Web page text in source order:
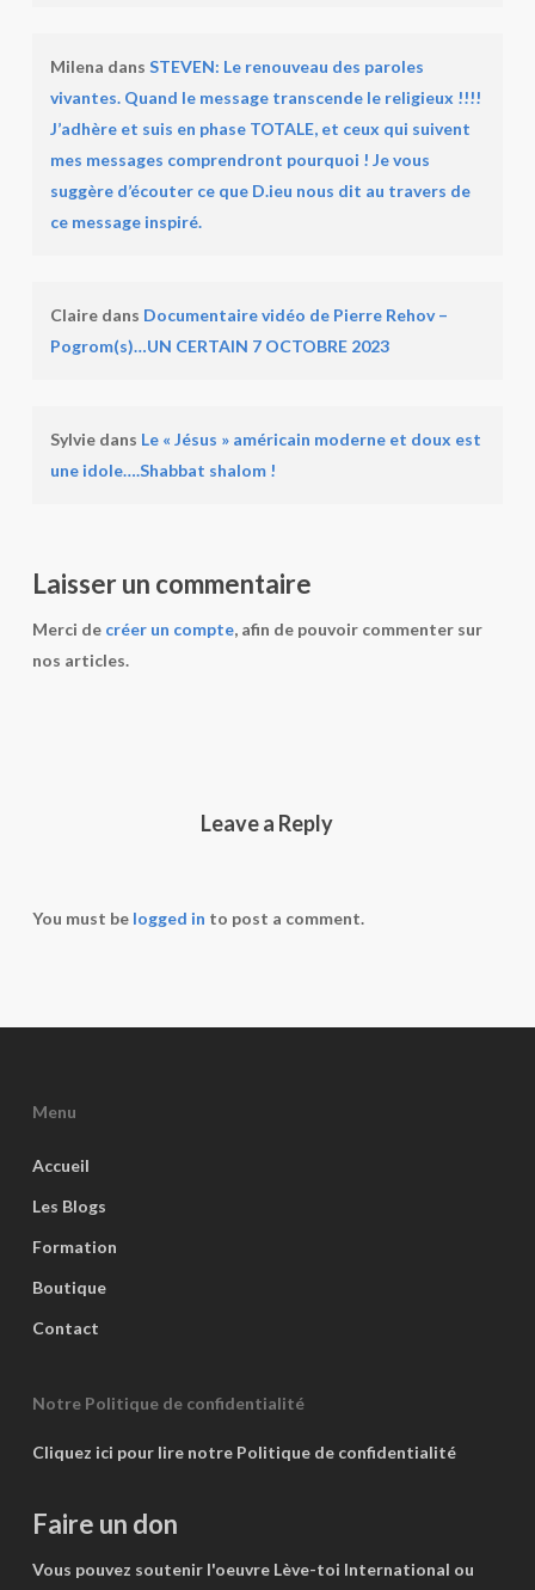
Milena dans STEVEN: Le renouveau des paroles
vivantes. Quand le message transcende le religieux !!!!
J’adhère et suis en phase TOTALE, et ceux qui suivent
mes messages comprendront pourquoi ! Je vous
suggère d’écouter ce que D.ieu nous dit au travers de
ce message inspiré.
Clairedans Documentaire vidéo de Pierre Rehov –
Pogrom(s)…UN CERTAIN 7 OCTOBRE 2023
Sylviedans Le « Jésus » américain moderne et doux est
une idole….Shabbat shalom !
Laisser un commentaire
Merci de créer un compte, afin de pouvoir commenter sur
nos articles.
Leave a Reply
You must be logged in to post a comment.
Menu
Accueil
Les Blogs
Formation
Boutique
Contact
Notre Politique de confidentialité
Cliquez ici pour lire notre Politique de confidentialité
Faire un don
Vous pouvez soutenir l'oeuvre Lève-toi International ou